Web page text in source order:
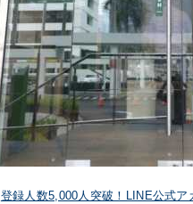
登録人数5,000人突破！LINE公式ア